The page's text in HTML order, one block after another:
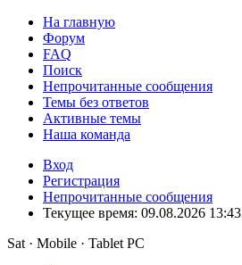
На главную
Форум
FAQ
Поиск
Непрочитанные сообщения
Темы без ответов
Активные темы
Наша команда
Вход
Регистрация
Непрочитанные сообщения
Текущее время: 09.08.2026 13:43
Sat · Mobile · Tablet PC